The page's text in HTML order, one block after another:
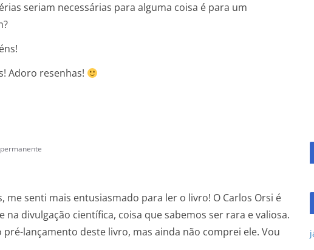
seriam necessárias para alguma coisa é para um
Adoro resenhas!
me senti mais entusiasmado para ler o livro! O Carlos Orsi é
divulgação científica, coisa que sabemos ser rara e valiosa.
lançamento deste livro, mas ainda não comprei ele. Vou